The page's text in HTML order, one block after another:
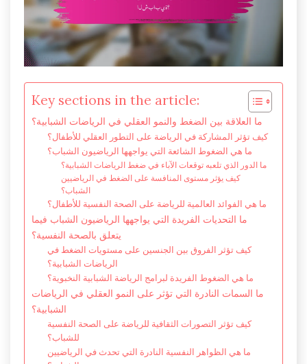
Key sections in the article:
ما العلاقة بين الضغط والنمو العقلي في الرياضات الشبابية؟
كيف تؤثر المشاركة في الرياضة على التطور العقلي للأطفال؟
ما هي الضغوط الشائعة التي يواجهها الرياضيون الشباب؟
ما الدور الذي تلعبه توقعات الآباء في ضغط الرياضات الشبابية؟
كيف يؤثر مستوى المنافسة على الضغط في الرياضيين
الشباب؟
ما هي الفوائد العالمية للرياضة على الصحة النفسية للأطفال؟
ما التحديات الفريدة التي يواجهها الرياضيون الشباب فيما
يتعلق بالصحة النفسية؟
كيف تؤثر الفروق بين الجنسين على مستويات الضغط في
الرياضات الشبابية؟
ما هي الضغوط الفريدة لبرامج الرياضة الشبابية النخبوية؟
ما السمات النادرة التي تؤثر على النمو العقلي في الرياضات
الشبابية؟
كيف تؤثر التصورات الثقافية للرياضة على الصحة النفسية
للشباب؟
ما هي الظواهر النفسية النادرة التي تحدث في الرياضيين